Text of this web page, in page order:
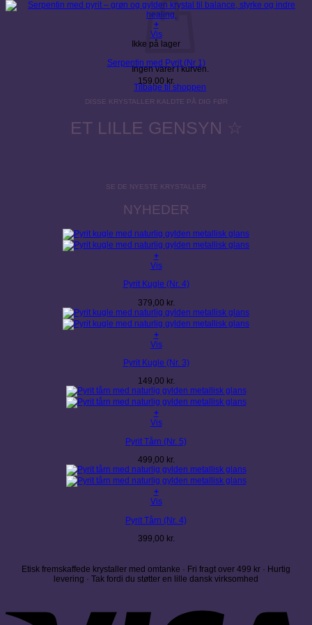
Ingen varer i kurven.
Tilbage til shoppen
+
Vis
Ikke på lager
Serpentin med Pyrit (Nr 1)
159,00 kr.
DISSE KRYSTALLER KALDTE PÅ DIG FØR
ET LILLE GENSYN ☆
SE DE NYESTE KRYSTALLER
NYHEDER
+
Vis
Pyrit Kugle (Nr. 4)
379,00 kr.
+
Vis
Pyrit Kugle (Nr. 3)
149,00 kr.
+
Vis
Pyrit Tårn (Nr. 5)
499,00 kr.
+
Vis
Pyrit Tårn (Nr. 4)
399,00 kr.
Etisk fremskaffede krystaller med omtanke · Fri fragt over 499 kr · Hurtig
levering · Tak fordi du støtter en lille dansk virksomhed